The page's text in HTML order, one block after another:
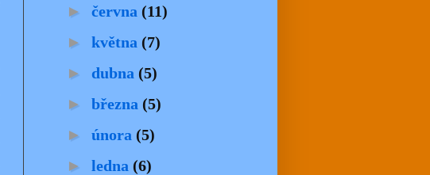
► června (11)
► května (7)
► dubna (5)
► března (5)
► února (5)
► ledna (6)